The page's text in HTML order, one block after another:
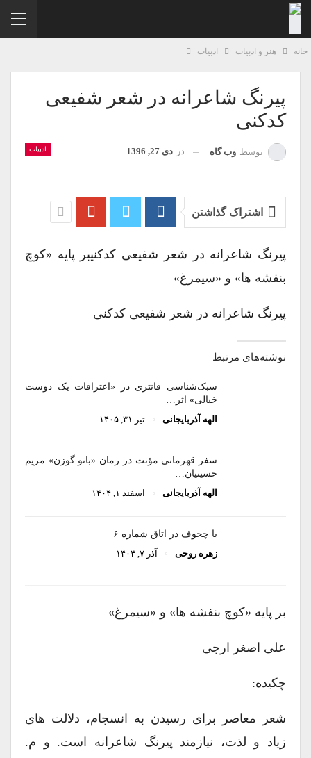
هنر و ادبیات ادبیات
پیرنگ شاعرانه در شعر شفیعی
کدکنی
ادبیات توسطوب گاه دردی 27, 1396
اشتراک گذاشتن
پیرنگ شاعرانه در شعر شفیعی کدکنیبر پایه «کوچ
بنفشه ها» و «سیمرغ»
پیرنگ شاعرانه در شعر شفیعی کدکنی
نوشته‌های مرتبط
سبک‌شناسی فانتزی در «اعترافات یک دوست
خیالی» اثر…
الهه آذربایجانی
تیر ۳۱, ۱۴۰۵
سفر قهرمانی مؤنث در رمان «بانو گوزن» مریم
حسینیان…
الهه آذربایجانی
اسفند ۱, ۱۴۰۴
با چخوف در اتاق شماره ۶
زهره روحی
آذر ۷, ۱۴۰۴
بر پایه «کوچ بنفشه ها» و «سیمرغ»
علی اصغر ارجی
چکیده:
شعر معاصر برای رسیدن به انسجام، دلالت های
زیاد و لذت، نیازمند پیرنگ شاعرانه است. و م.